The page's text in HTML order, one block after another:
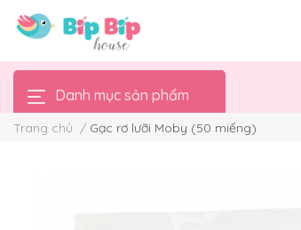
Danh mục sản phẩm
Trang chủ / Gạc rơ lưỡi Moby (50 miếng)